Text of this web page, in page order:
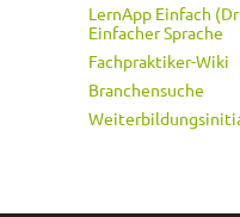
LernApp Einfach
Einfacher Sprache
Fachpraktiker-Wiki
Branchensuche